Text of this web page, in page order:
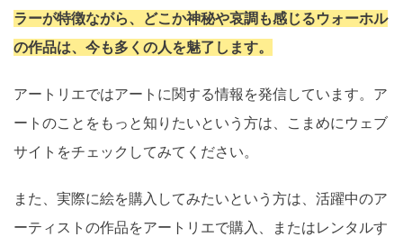
ラーが特徴ながら、どこか神秘や哀調も感じるウォーホル
の作品は、今も多くの人を魅了します。
アートリエではアートに関する情報を発信しています。ア
ートのことをもっと知りたいという方は、こまめにウェブ
サイトをチェックしてみてください。
また、実際に絵を購入してみたいという方は、活躍中のア
ーティストの作品をアートリエで購入、またはレンタルす